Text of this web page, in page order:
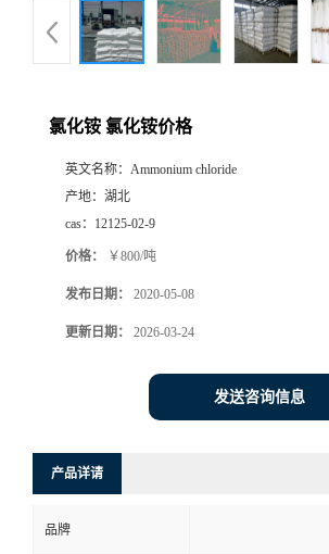
氯化铵 氯化铵价格
英文名称： Ammonium chloride
产地： 湖北
cas： 12125-02-9
价格： ￥800/吨
发布日期： 2020-05-08
更新日期： 2026-03-24
发送咨询信息
产品详请
品牌